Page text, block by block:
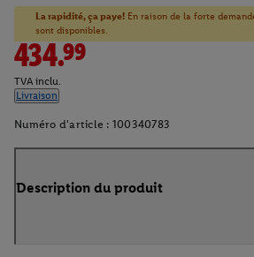
La rapidité, ça paye! En raison de la forte
sont disponibles.
434.99
TVA inclu.
Livraison
Numéro d'article : 100340783
Description du produit